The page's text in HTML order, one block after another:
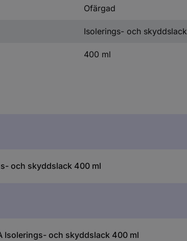
Ofärgad
Isolerings- och skyddslack
400 ml
och skyddslack 400 ml
Isolerings- och skyddslack 400 ml